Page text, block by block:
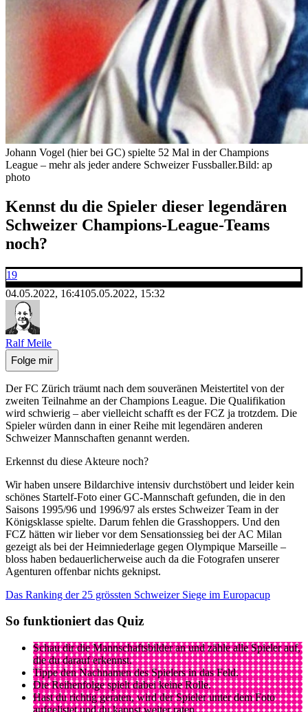
Johann Vogel (hier bei GC) spielte 52 Mal in der Champions
League – mehr als jeder andere Schweizer Fussballer.Bild: ap
photo
Kennst du die Spieler dieser legendären
Schweizer Champions-League-Teams
noch?
19
04.05.2022, 16:4105.05.2022, 15:32
Ralf Meile
Folge mir
Der FC Zürich träumt nach dem souveränen Meistertitel von der
zweiten Teilnahme an der Champions League. Die Qualifikation
wird schwierig – aber vielleicht schafft es der FCZ ja trotzdem. Die
Spieler würden dann in einer Reihe mit legendären anderen
Schweizer Mannschaften genannt werden.
Erkennst du diese Akteure noch?
Wir haben unsere Bildarchive intensiv durchstöbert und leider kein
schönes Startelf-Foto einer GC-Mannschaft gefunden, die in den
Saisons 1995/96 und 1996/97 als erstes Schweizer Team in der
Königsklasse spielte. Darum fehlen die Grasshoppers. Und den
FCZ hätten wir lieber vor dem Sensationssieg bei der AC Milan
gezeigt als bei der Heimniederlage gegen Olympique Marseille –
bloss haben bedauerlicherweise auch da die Fotografen unserer
Agenturen offenbar nichts geknipst.
Das Ranking der 25 grössten Schweizer Siege im Europacup
So funktioniert das Quiz
Schau dir die Mannschaftsbilder an und zähle alle Spieler auf,
die du darauf erkennst.
Tippe den Nachnamen des Spielers in das Feld.
Die Reihenfolge spielt dabei keine Rolle.
Hast du richtig geraten, wird der Spieler unter dem Foto
aufgelistet und du kannst weiter raten.